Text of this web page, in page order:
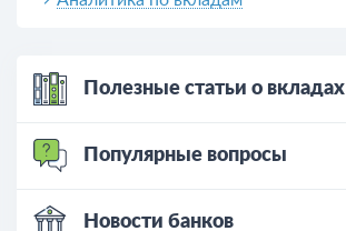
Полезные статьи о вкладах
Популярные вопросы
Новости банков